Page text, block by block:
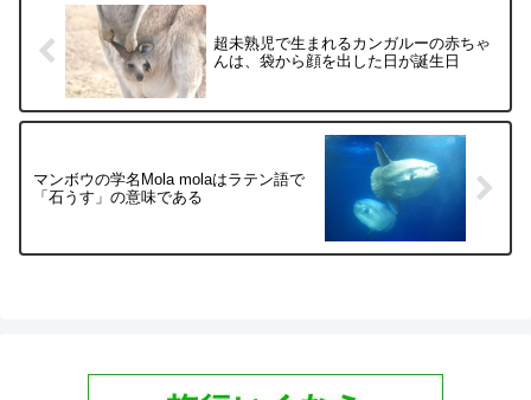
超未熟児で生まれるカンガルーの赤ちゃ
んは、袋から顔を出した日が誕生日
マンボウの学名Mola molaはラテン語で
「石うす」の意味である